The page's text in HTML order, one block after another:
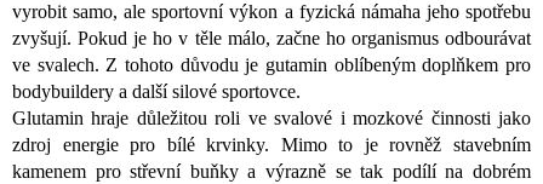
vyrobit samo, ale sportovní výkon a fyzická námaha jeho spotřebu
zvyšují. Pokud je ho v těle málo, začne ho organismus odbourávat
ve svalech. Z tohoto důvodu je gutamin oblíbeným doplňkem pro
bodybuildery a další silové sportovce.
Glutamin hraje důležitou roli ve svalové i mozkové činnosti jako
zdroj energie pro bílé krvinky. Mimo to je rovněž stavebním
kamenem pro střevní buňky a výrazně se tak podílí na dobrém